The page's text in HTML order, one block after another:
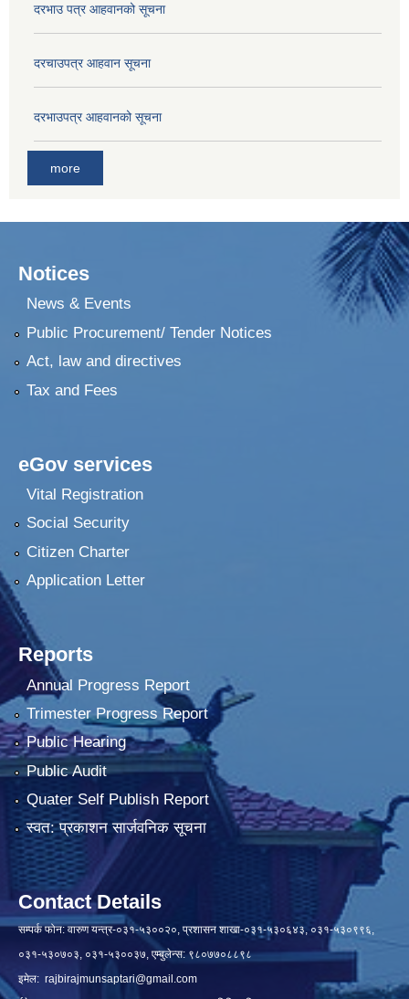
दरभाउ पत्र आहवानको सूचना
दरचाउपत्र आहवान सूचना
दरभाउपत्र आहवानको सूचना
more
Notices
News & Events
Public Procurement/ Tender Notices
Act, law and directives
Tax and Fees
eGov services
Vital Registration
Social Security
Citizen Charter
Application Letter
Reports
Annual Progress Report
Trimester Progress Report
Public Hearing
Public Audit
Quater Self Publish Report
स्वत: प्रकाशन सार्जवनिक सूचना
Contact Details
सम्पर्क फोन: वारुण यन्त्र-०३१-५३००२०, प्रशासन शाखा-०३१-५३०६४३, ०३१-५३०९९६,
०३१-५३०७०३, ०३१-५३००३७, एम्बुलेन्स: ९८०७७०८८९८
इमेल: rajbirajmunsaptari@gmail.com